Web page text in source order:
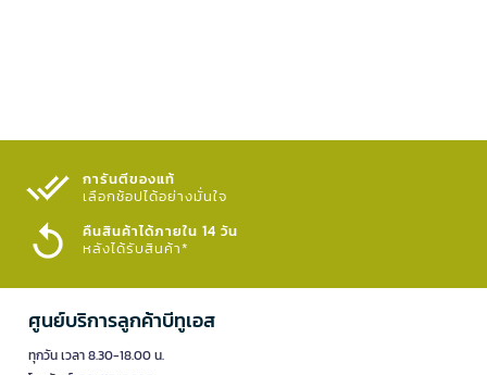
การันตีของแท้
เลือกช้อปได้อย่างมั่นใจ​
คืนสินค้าได้ภายใน 14 วัน
หลังได้รับสินค้า*
ศูนย์บริการลูกค้าบีทูเอส
ทุกวัน เวลา 8.30-18.00 น.